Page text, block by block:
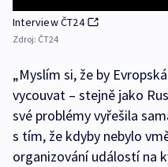
Interview ČT24
Zdroj: ČT24
„Myslím si, že by
vycouvat – stejně jako
své problémy vyřešila
s tím, že kdyby nebylo
organizování událostí na